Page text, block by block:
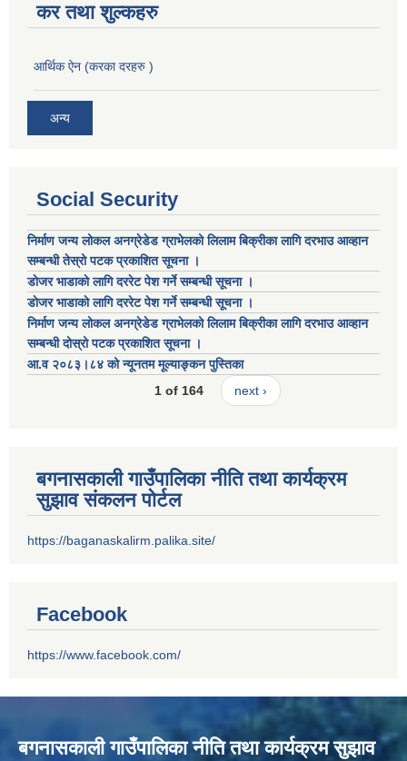
कर तथा शुल्कहरु
आर्थिक ऐन (करका दरहरु )
अन्य
Social Security
निर्माण जन्य लोकल अनग्रेडेड ग्राभेलको लिलाम बिक्रीका लागि दरभाउ आव्हान
सम्बन्धी तेस्रो पटक प्रकाशित सूचना ।
डाेजर भाडाकाे लागि दररेट पेश गर्ने सम्बन्धी सूचना ।
डाेजर भाडाकाे लागि दररेट पेश गर्ने सम्बन्धी सूचना ।
निर्माण जन्य लोकल अनग्रेडेड ग्राभेलको लिलाम बिक्रीका लागि दरभाउ आव्हान
सम्बन्धी दोस्रो पटक प्रकाशित सूचना ।
आ.व २०८३।८४ को न्यूनतम मूल्याङ्कन पुस्तिका
1 of 164
next ›
बगनासकाली गाउँपालिका नीति तथा कार्यक्रम
सुझाव संकलन पोर्टल
https://baganaskalirm.palika.site/
Facebook
https://www.facebook.com/
बगनासकाली गाउँपालिका नीति तथा कार्यक्रम सुझाव